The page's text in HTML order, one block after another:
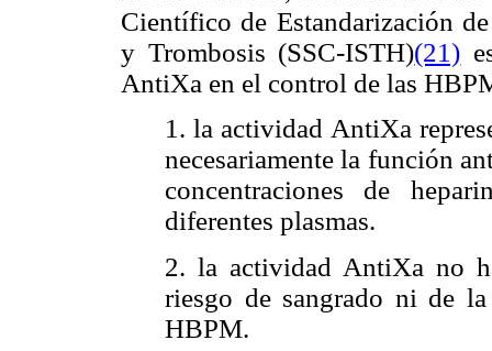
Científico de Estandarización
y Trombosis (SSC-ISTH)(21)
AntiXa en el control de las
1. la actividad AntiXa
necesariamente la función
concentraciones de
diferentes plasmas.
2. la actividad AntiXa no
riesgo de sangrado ni de
HBPM.